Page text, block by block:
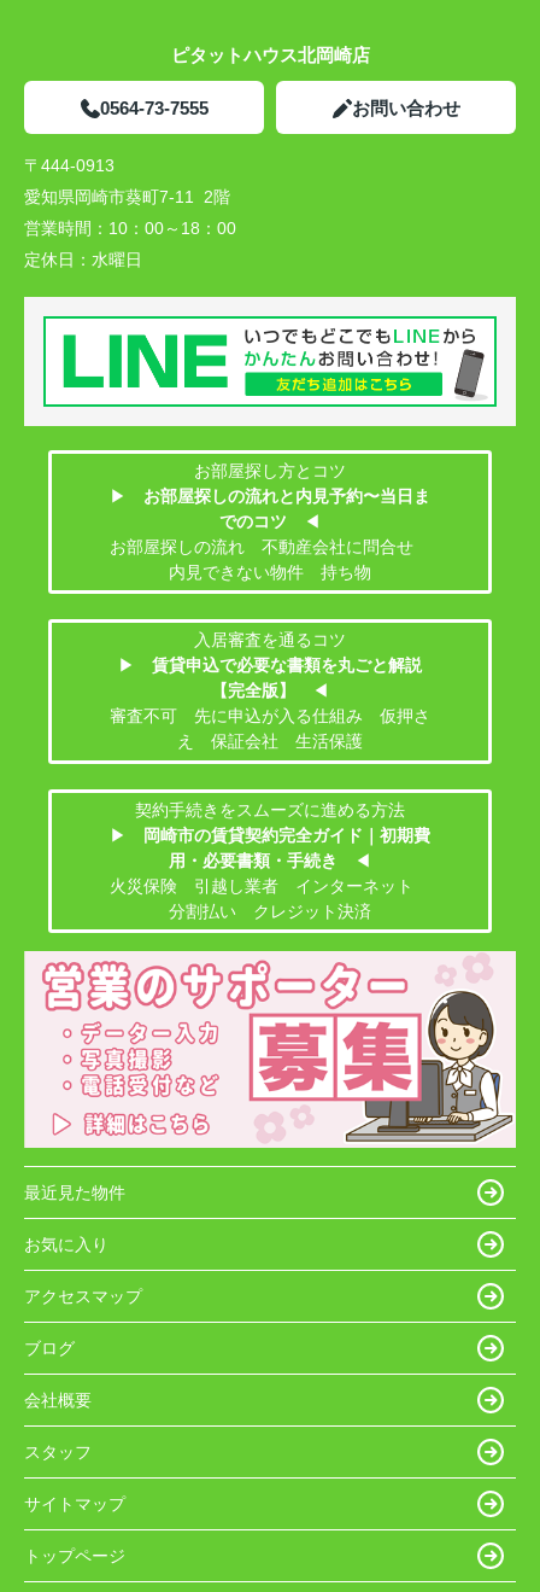
ピタットハウス北岡崎店
0564-73-7555 お問い合わせ
〒444-0913
愛知県岡崎市葵町7-11 2階
営業時間： 10：00～18：00
定休日： 水曜日
お部屋探し方とコツ
▶
お部屋探しの流れと内見予約〜当日ま
でのコツ
◀
お部屋探しの流れ 不動産会社に問合せ
内見できない物件 持ち物
入居審査を通るコツ
▶
賃貸申込で必要な書類を丸ごと解説
【完全版】
◀
審査不可 先に申込が入る仕組み 仮押さ
え 保証会社 生活保護
契約手続きをスムーズに進める方法
▶
岡崎市の賃貸契約完全ガイド｜初期費
用・必要書類・手続き
◀
火災保険 引越し業者 インターネット
分割払い クレジット決済
最近見た物件
お気に入り
アクセスマップ
ブログ
会社概要
スタッフ
サイトマップ
トップページ